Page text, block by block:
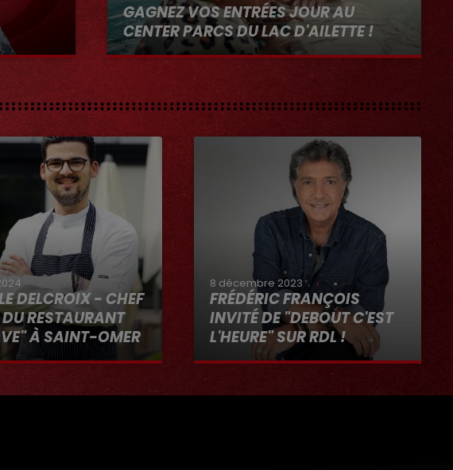
GAGNEZ VOS ENTRÉES JOUR AU
CENTER PARCS DU LAC D'AILETTE !
DELCROIX - CHEF
RESTAURANT
À SAINT-OMER
d'Hervé dans "RDL ET
8 décembre 2023
FRÉDÉRIC FRANÇOIS
INVITÉ DE "DEBOUT C'EST
L'HEURE" SUR RDL !
8 décembre 2023